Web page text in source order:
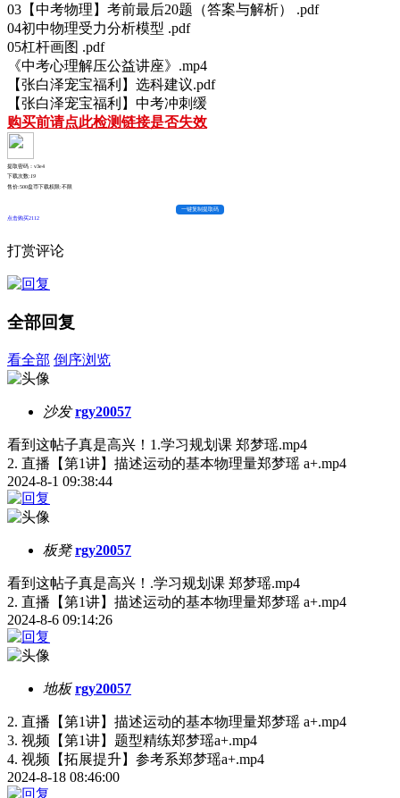
03【中考物理】考前最后20题（答案与解析） .pdf
04初中物理受力分析模型 .pdf
05杠杆画图 .pdf
《中考心理解压公益讲座》.mp4
【张白泽宠宝福利】选科建议.pdf
【张白泽宠宝福利】中考冲刺缓
购买前请点此检测链接是否失效
提取密码：v3e4
下载次数:19
售价:500盘币下载权限:不限
一键复制提取码
点击购买2112
打赏评论
全部回复
看全部 倒序浏览
沙发 rgy20057
看到这帖子真是高兴！1.学习规划课 郑梦瑶.mp4
2. 直播【第1讲】描述运动的基本物理量郑梦瑶 a+.mp4
2024-8-1 09:38:44
板凳 rgy20057
看到这帖子真是高兴！.学习规划课 郑梦瑶.mp4
2. 直播【第1讲】描述运动的基本物理量郑梦瑶 a+.mp4
2024-8-6 09:14:26
地板 rgy20057
2. 直播【第1讲】描述运动的基本物理量郑梦瑶 a+.mp4
3. 视频【第1讲】题型精练郑梦瑶a+.mp4
4. 视频【拓展提升】参考系郑梦瑶a+.mp4
2024-8-18 08:46:00